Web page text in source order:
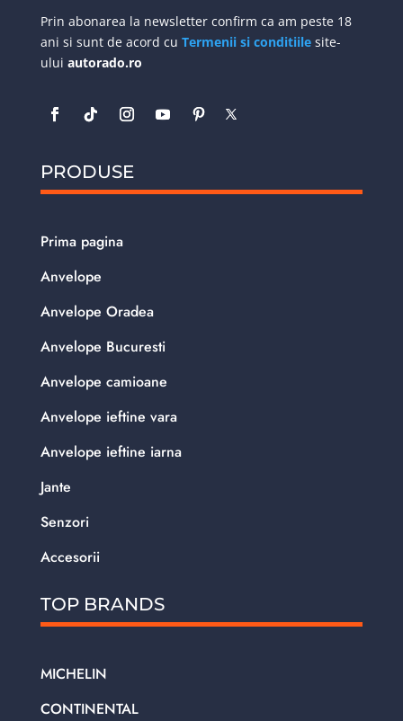
Prin abonarea la newsletter confirm ca am peste 18
ani si sunt de acord cu Termenii si conditiilesite-
ului autorado.ro
PRODUSE
Prima pagina
Anvelope
Anvelope Oradea
Anvelope Bucuresti
Anvelope camioane
Anvelope ieftine vara
Anvelope ieftine iarna
Jante
Senzori
Accesorii
TOP BRANDS
MICHELIN
CONTINENTAL